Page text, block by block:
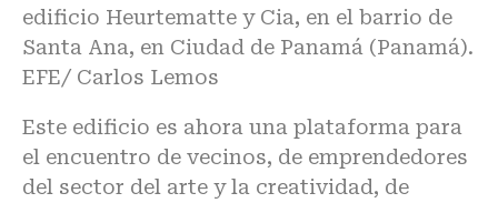
edificio Heurtematte y Cia, en el barrio de
Santa Ana, en Ciudad de Panamá (Panamá).
EFE/ Carlos Lemos
Este edificio es ahora una plataforma para
el encuentro de vecinos, de emprendedores
del sector del arte y la creatividad, de